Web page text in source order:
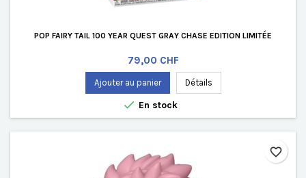
POP FAIRY TAIL 100 YEAR QUEST GRAY CHASE EDITION LIMITÉE
Prix
79,00 CHF
Ajouter au panier Détails
 En stock
favorite_border